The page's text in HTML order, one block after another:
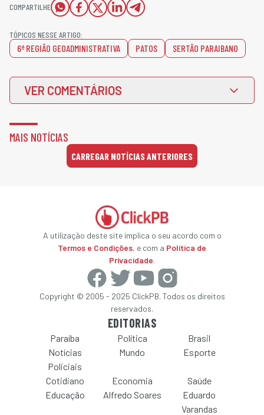
COMPARTILHE
TÓPICOS NESSE ARTIGO:
6ª REGIÃO GEOADMINISTRATIVA PATOS SERTÃO PARAIBANO
VER COMENTÁRIOS
MAIS NOTÍCIAS
CARREGAR NOTÍCIAS ANTERIORES
A utilização deste site implica o seu acordo com o
Termos e Condições, e com a Política de
Privacidade.
Copyright © 2005 - 2025 ClickPB. Todos os direitos
reservados.
EDITORIAS
Paraíba Política
Brasil
Notícias
Policiais
Mundo Esporte
Cotidiano Economia
Saúde
Educação
Alfredo Soares
Eduardo
Varandas